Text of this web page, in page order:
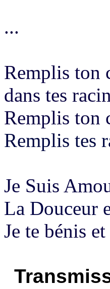
...
Remplis ton
dans tes
Remplis ton
Remplis tes
Je Suis
La Douceur
Je te bénis